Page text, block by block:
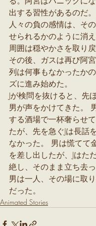
出する習性があるのだ
人々の負の感情は、そ
せられるかのように消
周囲は穏やかさを取り
その後、ガスは再び阿宮
列は何事もなかったか
ズに進み始めた。
Jが検問を抜けると、先
男が声をかけてきた。
する酒場で一杯奢らせ
たが、先を急ぐJは長話
なかった。 男は慌てて
を差し出したが、Jはた
絶し、そのまま立ち去
男は一人、その場に取
だった。
Animated Stories